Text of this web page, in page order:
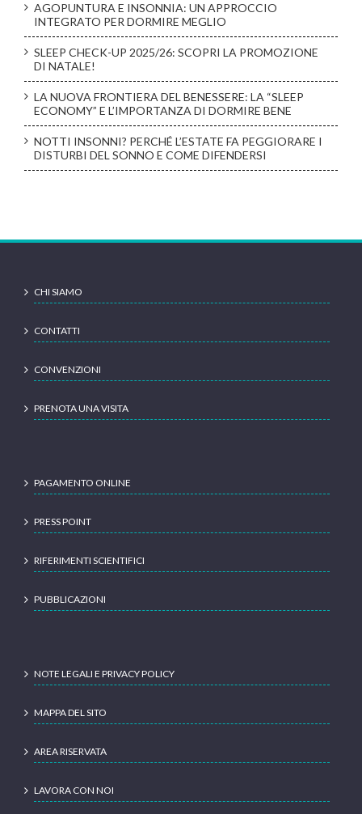
AGOPUNTURA E INSONNIA: UN APPROCCIO
INTEGRATO PER DORMIRE MEGLIO
SLEEP CHECK-UP 2025/26: SCOPRI LA PROMOZIONE
DI NATALE!
LA NUOVA FRONTIERA DEL BENESSERE: LA “SLEEP
ECONOMY” E L’IMPORTANZA DI DORMIRE BENE
NOTTI INSONNI? PERCHÉ L’ESTATE FA PEGGIORARE I
DISTURBI DEL SONNO E COME DIFENDERSI
CHI SIAMO
CONTATTI
CONVENZIONI
PRENOTA UNA VISITA
PAGAMENTO ONLINE
PRESS POINT
RIFERIMENTI SCIENTIFICI
PUBBLICAZIONI
NOTE LEGALI E PRIVACY POLICY
MAPPA DEL SITO
AREA RISERVATA
LAVORA CON NOI